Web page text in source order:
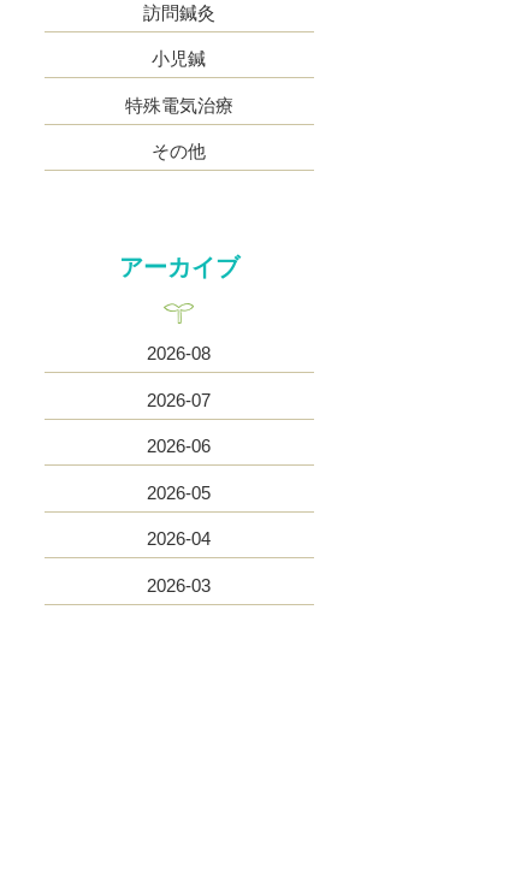
訪問鍼灸
小児鍼
特殊電気治療
その他
アーカイブ
2026-08
2026-07
2026-06
2026-05
2026-04
2026-03